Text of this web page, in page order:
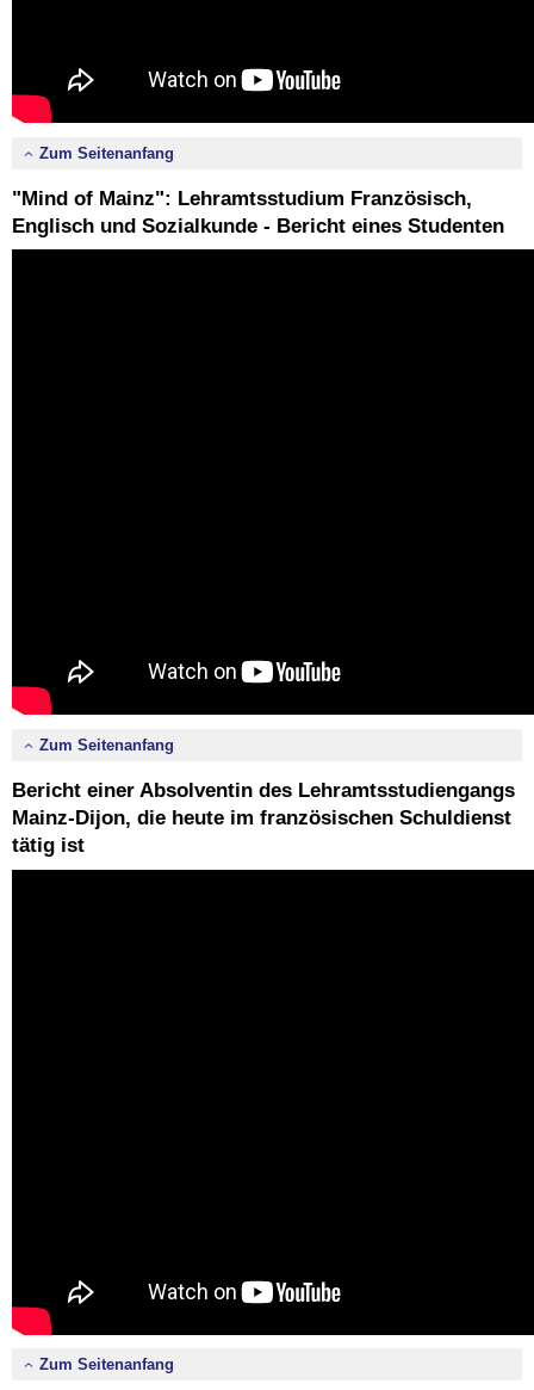
Zum Seitenanfang
"Mind of Mainz": Lehramtsstudium Französisch,
Englisch und Sozialkunde - Bericht eines Studenten
Zum Seitenanfang
Bericht einer Absolventin des Lehramtsstudiengangs
Mainz-Dijon, die heute im französischen Schuldienst
tätig ist
Zum Seitenanfang